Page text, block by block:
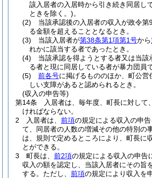
該入居者の入居時から引き続き同居し
ときを除く。)。
(2)
当該承認後の入居者の収入が政令第
る金額を超えることとなるとき。
(3)
当該入居者が第38条第1項第1号から
れかに該当する者であったとき。
(4)
当該承認を得ようとする者又は当該
る者と現に同居している者が暴力団員
(5)
前各号に掲げるもののほか、町公営
しい支障があると認められるとき。
(収入の申告等)
第14条
入居者は、毎年度、町長に対して
ければならない。
2
入居者は、 前項の規定による収入の申
て、同居者の人数の増減その他の特別の
は、規則で定めるところにより、町長に
とができる。
3
町長は、 前2項の規定による収入の申告
収入の額を認定し、当該入居者にその旨
する。 ただし、 前項の規定により収入を